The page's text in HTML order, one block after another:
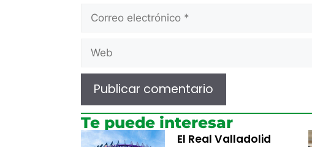
Te puede interesar
El Real Valladolid